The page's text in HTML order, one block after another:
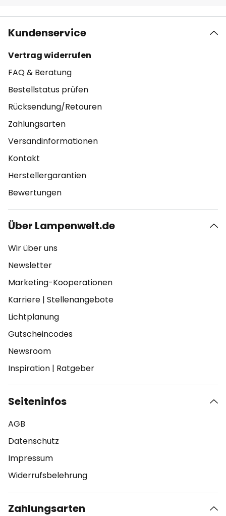
Kundenservice
Vertrag widerrufen
FAQ & Beratung
Bestellstatus prüfen
Rücksendung/Retouren
Zahlungsarten
Versandinformationen
Kontakt
Herstellergarantien
Bewertungen
Über Lampenwelt.de
Wir über uns
Newsletter
Marketing-Kooperationen
Karriere | Stellenangebote
Lichtplanung
Gutscheincodes
Newsroom
Inspiration | Ratgeber
Seiteninfos
AGB
Datenschutz
Impressum
Widerrufsbelehrung
Zahlungsarten